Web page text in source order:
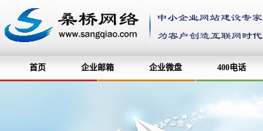
首页 企业邮箱 企业微盘 400电话